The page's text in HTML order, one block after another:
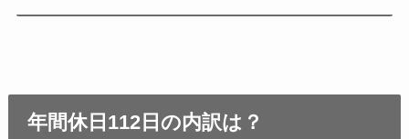
年間休日112日の内訳は？